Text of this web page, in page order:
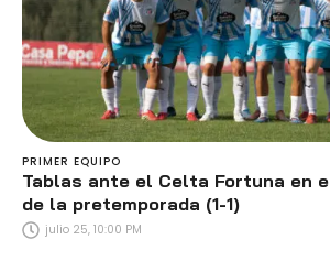
PRIMER EQUIPO
Tablas ante el Celta Fortuna en
de la pretemporada (1-1)
julio 25, 10:00 PM